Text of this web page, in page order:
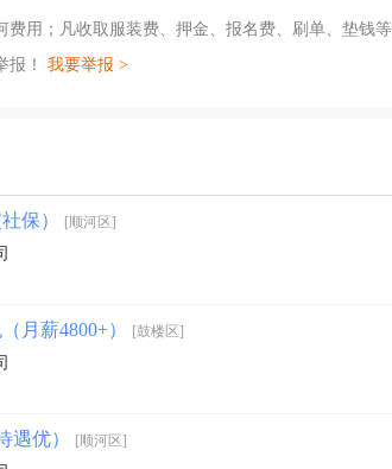
费用；凡收取服装费、押金、报名费、刷单、垫钱
报！ 我要举报 >
保） [顺河区]
月薪4800+） [鼓楼区]
遇优） [顺河区]